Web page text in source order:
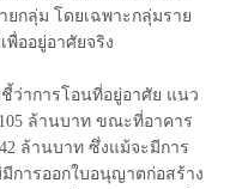
กลุ่ม โดยเฉพาะกลุ่มราย
พื่ออยู่อาศัยจริง
ว่าการโอนที่อยู่อาศัย แนว
ล้านบาท ขณะที่อาคาร
ล้านบาท ซึ่งแม้จะมีการ
การออกใบอนุญาตก่อสร้าง